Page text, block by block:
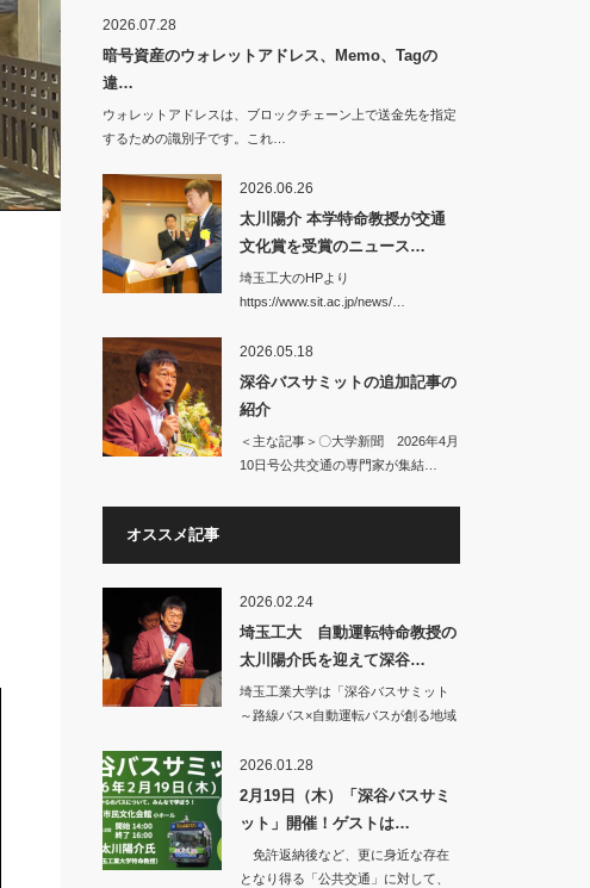
2026.07.28
暗号資産のウォレットアドレス、Memo、Tagの
違…
ウォレットアドレスは、ブロックチェーン上で送金先を指定
するための識別子です。これ…
2026.06.26
太川陽介 本学特命教授が交通
文化賞を受賞のニュース…
埼玉工大のHPより
https://www.sit.ac.jp/news/…
2026.05.18
深谷バスサミットの追加記事の
紹介
＜主な記事＞〇大学新聞 2026年4月
10日号公共交通の専門家が集結…
オススメ記事
2026.02.24
埼玉工大 自動運転特命教授の
太川陽介氏を迎えて深谷…
埼玉工業大学は「深谷バスサミット
～路線バス×自動運転バスが創る地域
2026.01.28
2月19日（木）「深谷バスサミ
ット」開催！ゲストは…
免許返納後など、更に身近な存在
となり得る「公共交通」に対して、